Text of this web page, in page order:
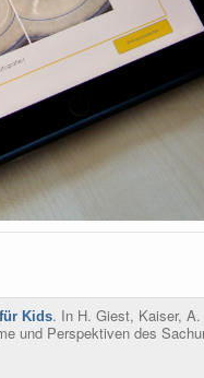
Kids. In H. Giest, Kaiser,
und Perspektiven des